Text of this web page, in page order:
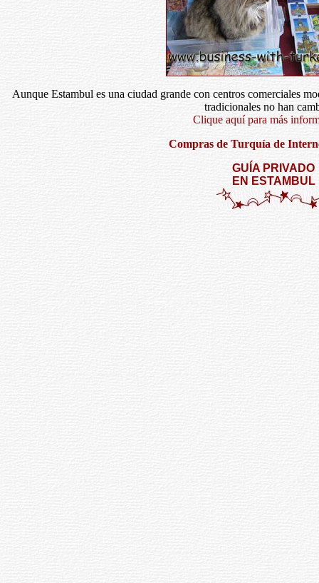
Aunque Estambul es una ciudad grande con centros comerciales
tradicionales no han
Clique aquí para más
Compras de Turquía de
GUÍA PRIVADO
EN ESTAMBUL